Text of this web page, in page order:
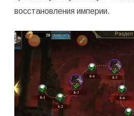
восстановления империи.